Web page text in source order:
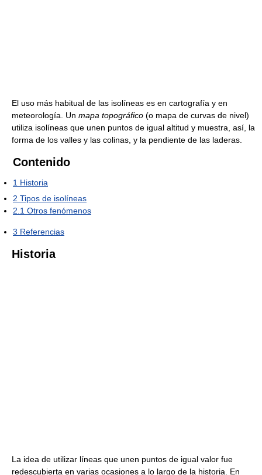
El uso más habitual de las isolíneas es en cartografía y en
meteorología. Un mapa topográfico (o mapa de curvas de nivel)
utiliza isolíneas que unen puntos de igual altitud y muestra, así, la
forma de los valles y las colinas, y la pendiente de las laderas.
Contenido
1 Historia
2 Tipos de isolíneas
2.1 Otros fenómenos
3 Referencias
Historia
La idea de utilizar líneas que unen puntos de igual valor fue
redescubierta en varias ocasiones a lo largo de la historia. En